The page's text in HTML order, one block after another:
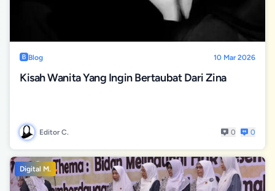
Blog 10 Mar 2026
Kisah Wanita Yang Ingin Bertaubat Dari Zina
Editor C. 0 0
Digital M.